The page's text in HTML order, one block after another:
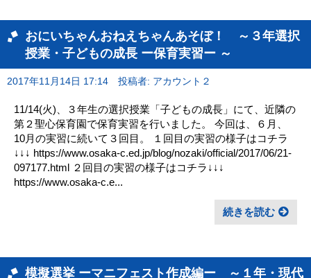
おにいちゃんおねえちゃんあそぼ！ ～３年選択
授業・子どもの成長 ー保育実習ー ～
2017年11月14日 17:14 投稿者: アカウント２
11/14(火)、３年生の選択授業「子どもの成長」にて、近隣の
第２聖心保育園で保育実習を行いました。 今回は、６月、
10月の実習に続いて３回目。 １回目の実習の様子はコチラ
↓↓↓ https://www.osaka-c.ed.jp/blog/nozaki/official/2017/06/21-
097177.html ２回目の実習の様子はコチラ↓↓↓
https://www.osaka-c.e...
続きを読む
模擬選挙 ーマニフェスト作成編ー ～１年・現代